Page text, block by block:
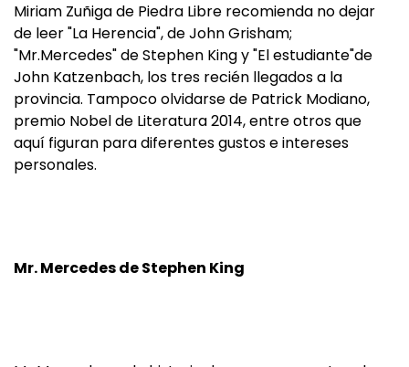
Miriam Zuñiga de Piedra Libre recomienda no dejar
de leer "La Herencia", de John Grisham;
"Mr.Mercedes" de Stephen King y "El estudiante"de
John Katzenbach, los tres recién llegados a la
provincia. Tampoco olvidarse de Patrick Modiano,
premio Nobel de Literatura 2014, entre otros que
aquí figuran para diferentes gustos e intereses
personales.
Mr. Mercedes de Stephen King